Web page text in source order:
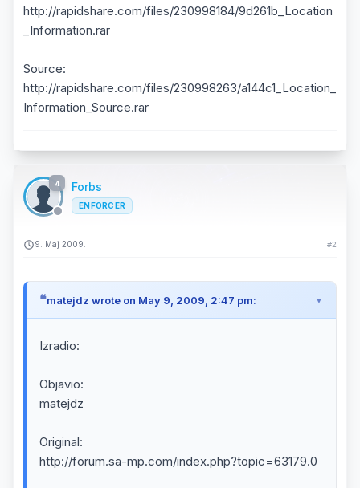
http://rapidshare.com/files/230998184/9d261b_Location
_Information.rar
Source:
http://rapidshare.com/files/230998263/a144c1_Location_
Information_Source.rar
4 Forbs
ENFORCER
9. Maj 2009. #2
matejdz wrote on May 9, 2009, 2:47 pm:
Izradio:
Objavio:
matejdz
Original:
http://forum.sa-mp.com/index.php?topic=63179.0